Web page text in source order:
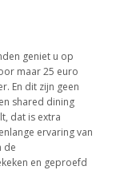
geniet u op
maar 25 euro
En dit zijn geen
shared dining
dat is extra
ervaring van
de
en geproefd